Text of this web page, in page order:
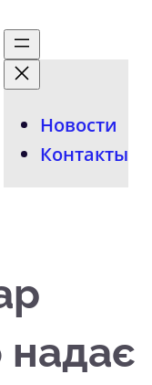
Новости
Контакты
надає